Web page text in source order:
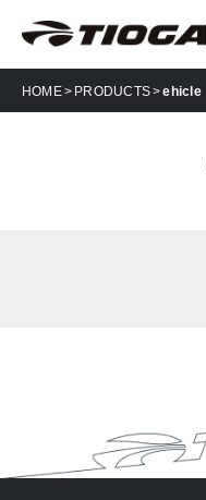
HOME PRODUCTS ehicle